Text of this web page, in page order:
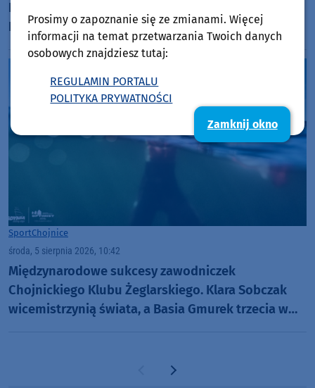
Polski już w pierwszym meczu. Przegrała z
Podhalem Nowy Targ 0:2. "Jesteśmy w totalnym
dołku. Czujemy się fatalnie"
SportChojnice
środa, 5 sierpnia 2026, 10:42
Międzynarodowe sukcesy zawodniczek
Chojnickiego Klubu Żeglarskiego. Klara Sobczak
wicemistrzynią świata, a Basia Gmurek trzecia w
Poprzednia strona
Następna strona
Prosimy o zapoznanie się ze zmianami. Więcej
informacji na temat przetwarzania Twoich danych
osobowych znajdziesz tutaj:
REGULAMIN PORTALU
POLITYKA PRYWATNOŚCI
Zamknij okno